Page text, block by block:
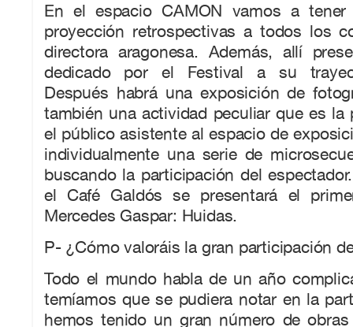
En el espacio CAMON vamos a
proyección retrospectivas a todos los
directora aragonesa. Además, allí
dedicado por el Festival a su
Después habrá una exposición de
también una actividad peculiar que es la
el público asistente al espacio de
individualmente una serie de
buscando la participación del
el Café Galdós se presentará el
Mercedes Gaspar: Huidas.
P- ¿Cómo valoráis la gran participación
Todo el mundo habla de un año
temíamos que se pudiera notar en la
hemos tenido un gran número de